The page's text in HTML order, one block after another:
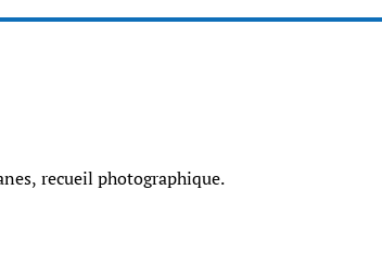
recueil photographique.